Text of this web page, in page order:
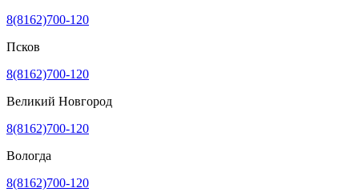
8(8162)700-120
Псков
8(8162)700-120
Великий Новгород
8(8162)700-120
Вологда
8(8162)700-120